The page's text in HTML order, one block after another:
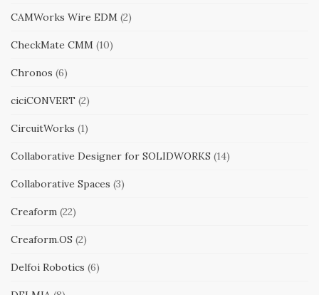
CAMWorks Wire EDM (2)
CheckMate CMM (10)
Chronos (6)
ciciCONVERT (2)
CircuitWorks (1)
Collaborative Designer for SOLIDWORKS (14)
Collaborative Spaces (3)
Creaform (22)
Creaform.OS (2)
Delfoi Robotics (6)